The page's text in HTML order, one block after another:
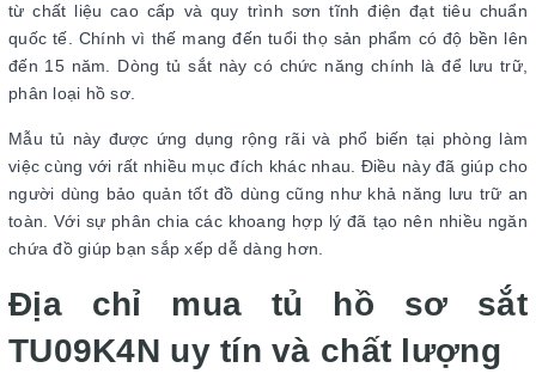
từ chất liệu cao cấp và quy trình sơn tĩnh điện đạt tiêu chuẩn
quốc tế. Chính vì thế mang đến tuổi thọ sản phẩm có độ bền lên
đến 15 năm. Dòng tủ sắt này có chức năng chính là để lưu trữ,
phân loại hồ sơ.
Mẫu tủ này được ứng dụng rộng rãi và phổ biến tại phòng làm
việc cùng với rất nhiều mục đích khác nhau. Điều này đã giúp cho
người dùng bảo quản tốt đồ dùng cũng như khả năng lưu trữ an
toàn. Với sự phân chia các khoang hợp lý đã tạo nên nhiều ngăn
chứa đồ giúp bạn sắp xếp dễ dàng hơn.
Địa chỉ mua tủ hồ sơ sắt
TU09K4N uy tín và chất lượng